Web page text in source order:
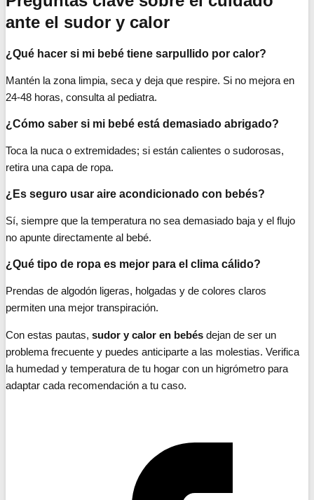
ante el sudor y calor
¿Qué hacer si mi bebé tiene sarpullido por calor?
Mantén la zona limpia, seca y deja que respire. Si no mejora en
24-48 horas, consulta al pediatra.
¿Cómo saber si mi bebé está demasiado abrigado?
Toca la nuca o extremidades; si están calientes o sudorosas,
retira una capa de ropa.
¿Es seguro usar aire acondicionado con bebés?
Sí, siempre que la temperatura no sea demasiado baja y el flujo
no apunte directamente al bebé.
¿Qué tipo de ropa es mejor para el clima cálido?
Prendas de algodón ligeras, holgadas y de colores claros
permiten una mejor transpiración.
Con estas pautas, sudor y calor en bebés dejan de ser un
problema frecuente y puedes anticiparte a las molestias. Verifica
la humedad y temperatura de tu hogar con un higrómetro para
adaptar cada recomendación a tu caso.